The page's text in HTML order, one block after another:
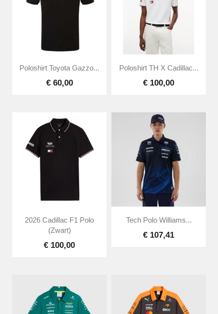
Poloshirt Toyota Gazzo...
€ 60,00
Poloshirt TH X Cadillac...
€ 100,00
2026 Cadillac F1 Polo
(Zwart)
€ 100,00
Tech Polo Williams...
€ 107,41